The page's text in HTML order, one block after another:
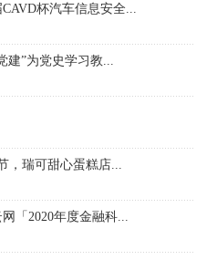
杯汽车信息安全...
建”为党史学习教...
，瑞可甜心蛋糕店...
「2020年度金融科...